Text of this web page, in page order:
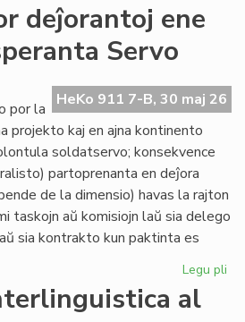
deĵorantoj ene
Servo
HeKo 911 7-B, 30 maj 26
por la
projekto kaj en ajna kontinento
soldatservo; konsekvence
partoprenanta en deĵora
de la dimensio) havas la rajton
taskojn aŭ komisiojn laŭ sia delego
sia kontrakto kun paktinta es
Legu pli
al